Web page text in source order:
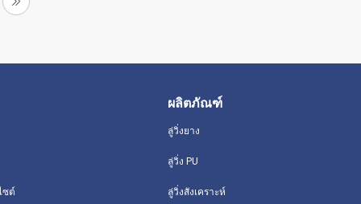
ซต์
ผลิตภัณฑ์
ลู่วิ่งยาง
ลู่วิ่ง PU
ลู่วิ่งสังเคราะห์